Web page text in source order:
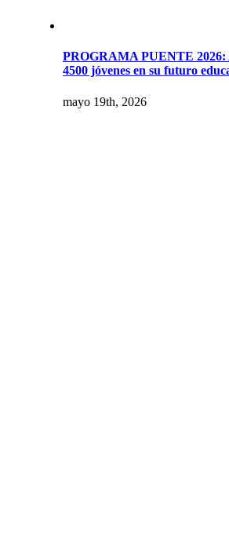
PROGRAMA PUENTE 2026:
4500 jóvenes en su futuro
mayo 19th, 2026